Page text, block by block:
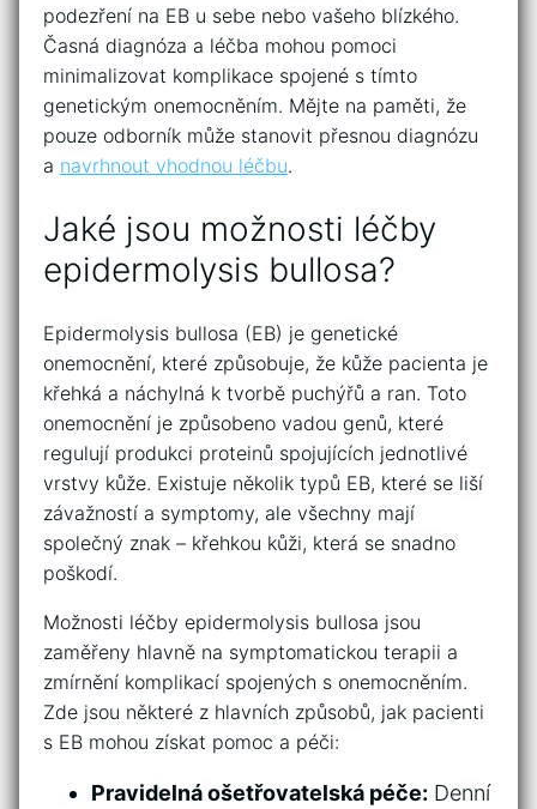
podezření‌ na EB ​u sebe ‍nebo ​vašeho blízkého.⁤
Časná ⁢diagnóza⁢ a léčba​ mohou pomoci
minimalizovat komplikace spojené⁣ s ​tímto
⁤genetickým onemocněním. Mějte na paměti, že⁤
pouze ⁣odborník může stanovit přesnou diagnózu
a navrhnout vhodnou ‍léčbu.
Jaké jsou⁤ možnosti léčby ​
epidermolysis bullosa?
Epidermolysis⁢ bullosa (EB) je genetické
onemocnění, které způsobuje,‍ že kůže pacienta ⁤je‍
křehká a náchylná k ​tvorbě puchýřů a‍ ran. Toto
onemocnění ⁤je způsobeno ​vadou genů, které
‌regulují ⁤produkci proteinů ⁤spojujících ⁢jednotlivé
vrstvy ⁤kůže. Existuje několik typů EB, které‍ se liší
závažností a symptomy, ⁣ale všechny mají
společný znak – křehkou kůži, ​která‍ se snadno
poškodí.
Možnosti léčby epidermolysis bullosa ⁣jsou
zaměřeny hlavně‍ na symptomatickou terapii a⁣
zmírnění komplikací⁣ spojených ‌s onemocněním.
Zde ⁣jsou některé z ​hlavních způsobů,‌ jak pacienti​
s ‌EB ‌mohou získat‌ pomoc ⁣a ​péči:
Pravidelná ošetřovatelská péče: Denní